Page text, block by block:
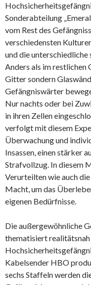
Sonderabteilung
vom Rest des
verschiedensten
und die
Anders als im restlichen
Gitter sondern
Gefängniswärter
Nur nachts oder bei
in ihren Zellen
verfolgt mit diesem
Überwachung und
Insassen, einen stärker
Strafvollzug. In diesem
Verurteilten wie auch
Macht, um das
eigenen Bedürfnisse.
Die außergewöhnliche
thematisiert realitätsnah
Kabelsender HBO
sechs Staffeln werden